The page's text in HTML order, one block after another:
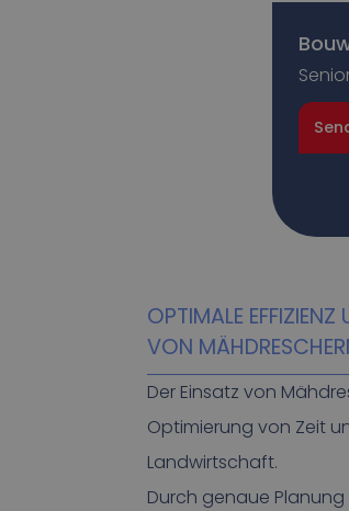
OPTIMALE EFFIZIENZ
VON
Der Einsatz von
Optimierung von Zeit
Landwirtschaft.
Durch genaue